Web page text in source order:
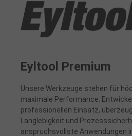
Eyltool Premium
Unsere Werkzeuge stehen für
maximale Performance.
professionellen Einsatz,
Langlebigkeit und
anspruchsvollste Anwendungen